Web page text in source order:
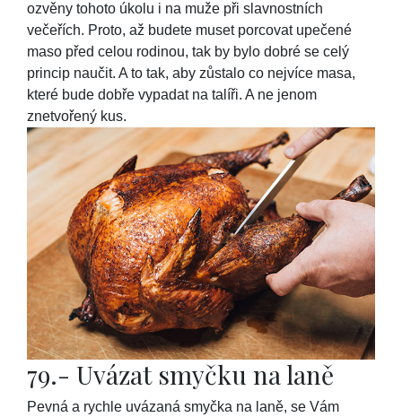
ozvěny tohoto úkolu i na muže při slavnostních
večeřích. Proto, až budete muset porcovat upečené
maso před celou rodinou, tak by bylo dobré se celý
princip naučit. A to tak, aby zůstalo co nejvíce masa,
které bude dobře vypadat na talíři. A ne jenom
znetvořený kus.
79.- Uvázat smyčku na laně
Pevná a rychle uvázaná smyčka na laně, se Vám